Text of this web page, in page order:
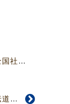
【4879号】社会委員会 《全国社会委員長会議報告》
【4879号】伝道委員会 《農村伝道協議会報告》